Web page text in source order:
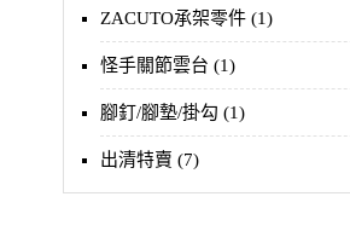
ZACUTO承架零件 (1)
怪手關節雲台 (1)
腳釘/腳墊/掛勾 (1)
出清特賣 (7)